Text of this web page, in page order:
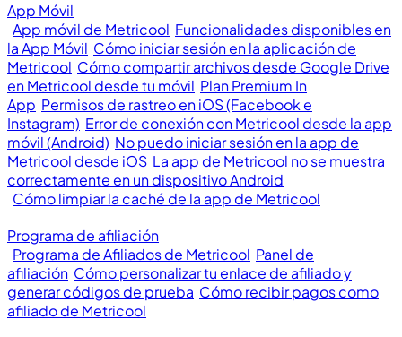
App Móvil
App móvil de Metricool Funcionalidades disponibles en
la App Móvil Cómo iniciar sesión en la aplicación de
Metricool Cómo compartir archivos desde Google Drive
en Metricool desde tu móvil Plan Premium In
App Permisos de rastreo en iOS (Facebook e
Instagram) Error de conexión con Metricool desde la app
móvil (Android) No puedo iniciar sesión en la app de
Metricool desde iOS La app de Metricool no se muestra
correctamente en un dispositivo Android
Cómo limpiar la caché de la app de Metricool
Programa de afiliación
Programa de Afiliados de Metricool Panel de
afiliación Cómo personalizar tu enlace de afiliado y
generar códigos de prueba Cómo recibir pagos como
afiliado de Metricool